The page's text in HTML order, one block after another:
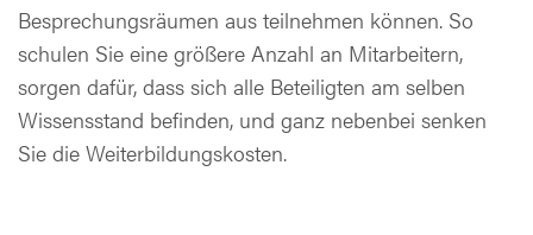
Besprechungsräumen aus teilnehmen können. So
schulen Sie eine größere Anzahl an Mitarbeitern,
sorgen dafür, dass sich alle Beteiligten am selben
Wissensstand befinden, und ganz nebenbei senken
Sie die Weiterbildungskosten.